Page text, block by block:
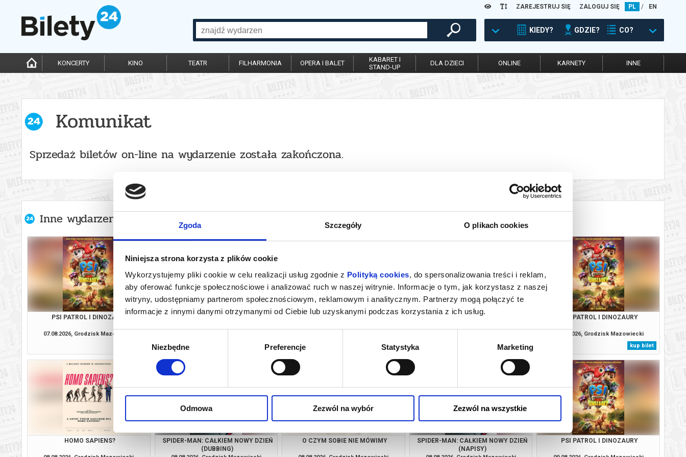
Zgoda Szczegóły O plikach cookies
Niniejsza strona korzysta z plików cookie
Wykorzystujemy pliki cookie w celu realizacji usług zgodnie z Polityką cookies, do spersonalizowania treści i reklam,
aby oferować funkcje społecznościowe i analizować ruch w naszej witrynie. Informacje o tym, jak korzystasz z naszej
witryny, udostępniamy partnerom społecznościowym, reklamowym i analitycznym. Partnerzy mogą połączyć te
informacje z innymi danymi otrzymanymi od Ciebie lub uzyskanymi podczas korzystania z ich usług.
Wybór
Niezbędne Preferencje Statystyka Marketing
Odmowa Zezwól na wybór Zezwól na wszystkie
ZAREJESTRUJ SIĘ ZALOGUJ SIĘ PL / EN
KIEDY? GDZIE? CO?
KONCERTY KINO TEATR FILHARMONIA OPERA I BALET
KABARET I
STAND-UP
DLA DZIECI ONLINE KARNETY INNE
Komunikat
Sprzedaż biletów on-line na wydarzenie została zakończona.
Inne wydarzenia organizatora
PSI PATROL I DINOZAURY
07.08.2026, Grodzisk Mazowiecki
O CZYM SOBIE NIE MÓWIMY
kup bilet
SPIDER-MAN: CAŁKIEM NOWY DZIEŃ
kup bilet
HOMO SAPIENS?
kup bilet
PSI PATROL I DINOZAURY
08.08.2026, Grodzisk Mazowiecki
kup bilet
HOMO SAPIENS?
SPIDER-MAN: CAŁKIEM NOWY DZIEŃ
(DUBBING)
O CZYM SOBIE NIE MÓWIMY
SPIDER-MAN: CAŁKIEM NOWY DZIEŃ
(NAPISY)
PSI PATROL I DINOZAURY